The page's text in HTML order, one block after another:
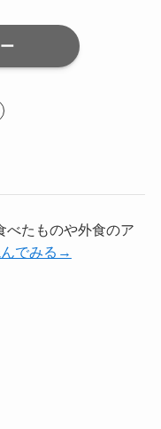
べたものや外食のア
でみる→